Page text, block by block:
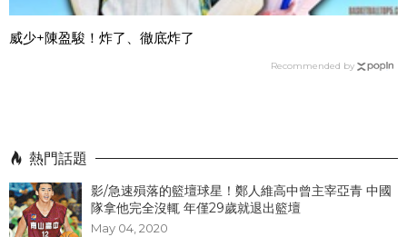
威少+陳盈駿！炸了、徹底炸了
Recommended by
熱門話題
影/急速殞落的籃壇球星！鄭人維高中曾主宰亞青 中國
隊拿他完全沒輒 年僅29歲就退出籃壇
May 04, 2020